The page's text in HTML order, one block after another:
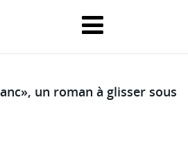
un roman à glisser sous